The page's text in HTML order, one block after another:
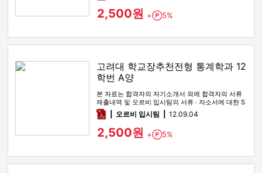
2,500원 + Point
5%
고려대 학교장추천전형 통계학과 12
학번 A양
본 자료는 합격자의 자기소개서 외에 합격자의 서류
제출내역 및 오르비 입시팀의 서류 · 자소서에 대한 S
WOT 분석이 포함돼 …
pdf오르비 입시팀 12.09.04
2,500원 + Point
5%